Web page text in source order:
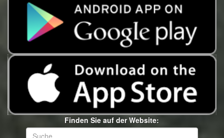
Finden Sie auf der Website: